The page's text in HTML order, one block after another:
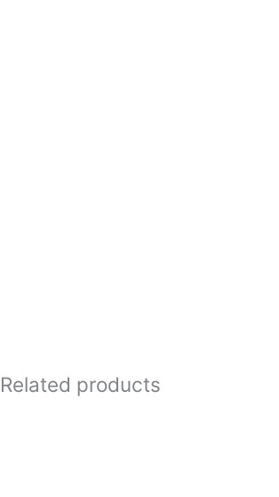
Related products